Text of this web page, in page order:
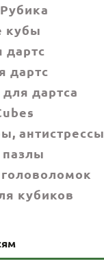
кубы
дартс
дартса
антистрессы
кубиков